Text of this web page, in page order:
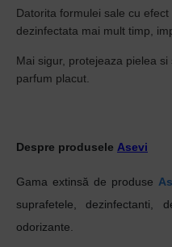
Datorita formulei sale cu
dezinfectata mai mult timp,
Mai sigur, protejeaza pielea
parfum placut.
Despre produsele Asevi
Gama extinsă de produse
suprafetele, dezinfectanti,
odorizante